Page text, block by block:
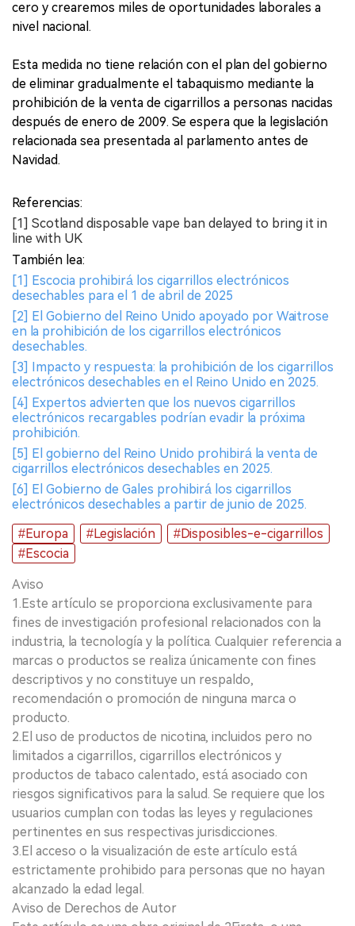
cero y crearemos miles de oportunidades laborales a
nivel nacional.
Esta medida no tiene relación con el plan del gobierno
de eliminar gradualmente el tabaquismo mediante la
prohibición de la venta de cigarrillos a personas nacidas
después de enero de 2009. Se espera que la legislación
relacionada sea presentada al parlamento antes de
Navidad.
Referencias:
[1] Scotland disposable vape ban delayed to bring it in
line with UK
También lea:
[1] Escocia prohibirá los cigarrillos electrónicos
desechables para el 1 de abril de 2025
[2] El Gobierno del Reino Unido apoyado por Waitrose
en la prohibición de los cigarrillos electrónicos
desechables.
[3] Impacto y respuesta: la prohibición de los cigarrillos
electrónicos desechables en el Reino Unido en 2025.
[4] Expertos advierten que los nuevos cigarrillos
electrónicos recargables podrían evadir la próxima
prohibición.
[5] El gobierno del Reino Unido prohibirá la venta de
cigarrillos electrónicos desechables en 2025.
[6] El Gobierno de Gales prohibirá los cigarrillos
electrónicos desechables a partir de junio de 2025.
#Europa
#Legislación
#Disposibles-e-cigarrillos
#Escocia
Aviso
1.Este artículo se proporciona exclusivamente para
fines de investigación profesional relacionados con la
industria, la tecnología y la política. Cualquier referencia a
marcas o productos se realiza únicamente con fines
descriptivos y no constituye un respaldo,
recomendación o promoción de ninguna marca o
producto.
2.El uso de productos de nicotina, incluidos pero no
limitados a cigarrillos, cigarrillos electrónicos y
productos de tabaco calentado, está asociado con
riesgos significativos para la salud. Se requiere que los
usuarios cumplan con todas las leyes y regulaciones
pertinentes en sus respectivas jurisdicciones.
3.El acceso o la visualización de este artículo está
estrictamente prohibido para personas que no hayan
alcanzado la edad legal.
Aviso de Derechos de Autor